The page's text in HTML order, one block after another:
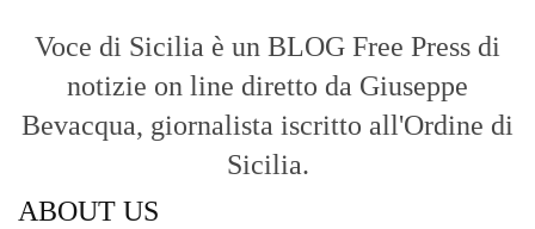
Voce di Sicilia è un BLOG Free Press di
notizie on line diretto da Giuseppe
Bevacqua, giornalista iscritto all'Ordine di
Sicilia.
ABOUT US